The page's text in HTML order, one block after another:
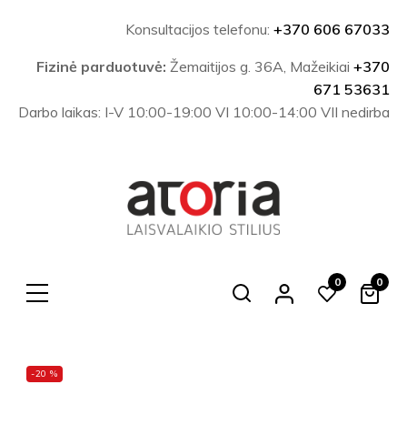
Konsultacijos telefonu: +370 606 67033
Fizinė parduotuvė: Žemaitijos g. 36A, Mažeikiai +370
671 53631
Darbo laikas: I-V 10:00-19:00 VI 10:00-14:00 VII nedirba
Search
0 0
-20 %